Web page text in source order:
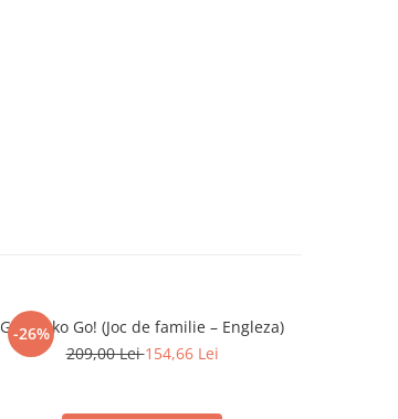
-26%
Go Gecko Go! (Joc de familie – Engleza)
209,00 Lei154,66 Lei